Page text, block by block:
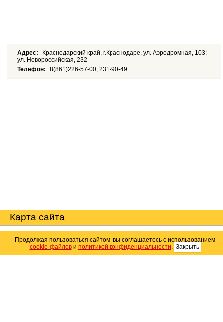
Адрес:
Краснодарский край, г.Краснодаре, ул. Аэродромная, 103;
ул. Новороссийская, 232
Телефон:
8(861)226-57-00, 231-90-49
Карта сайта
© 2004–2026 Автомобильный портал Юга России
«Avto25.ru»
Продолжая пользоваться сайтом, вы соглашаетесь с использованием
cookie-файлови политикой конфиденциальности. Закрыть